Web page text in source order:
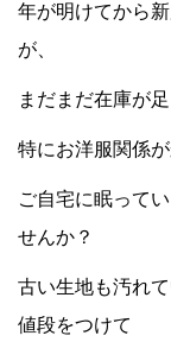
年が明けてから
が、
まだまだ在庫が
特にお洋服関係
ご自宅に眠って
せんか？
古い生地も汚れ
値段をつけて